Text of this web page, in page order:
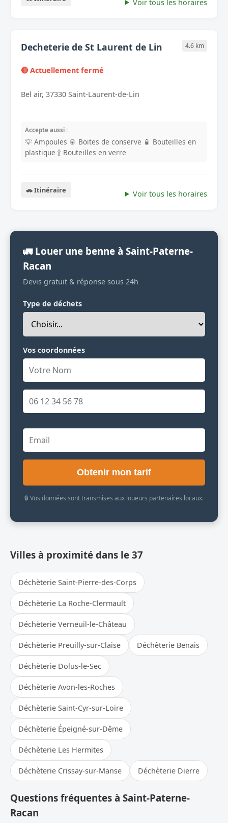
Voir tous les horaires
Decheterie de St Laurent de Lin 4.6 km
🔴 Actuellement fermé
Bel air, 37330 Saint-Laurent-de-Lin
Accepte aussi :
💡 Ampoules 🥫 Boites de conserve 🧴 Bouteilles en
plastique 🍾 Bouteilles en verre
🚗 Itinéraire Voir tous les horaires
🚛 Louer une benne à Saint-Paterne-
Racan
Devis gratuit & réponse sous 24h
Type de déchets
Vos coordonnées
Obtenir mon tarif
🔒 Vos données sont transmises aux loueurs partenaires locaux.
Villes à proximité dans le 37
Déchèterie Saint-Pierre-des-Corps
Déchèterie La Roche-Clermault
Déchèterie Verneuil-le-Château
Déchèterie Preuilly-sur-Claise Déchèterie Benais
Déchèterie Dolus-le-Sec
Déchèterie Avon-les-Roches
Déchèterie Saint-Cyr-sur-Loire
Déchèterie Épeigné-sur-Dême
Déchèterie Les Hermites
Déchèterie Crissay-sur-Manse Déchèterie Dierre
Questions fréquentes à Saint-Paterne-
Racan